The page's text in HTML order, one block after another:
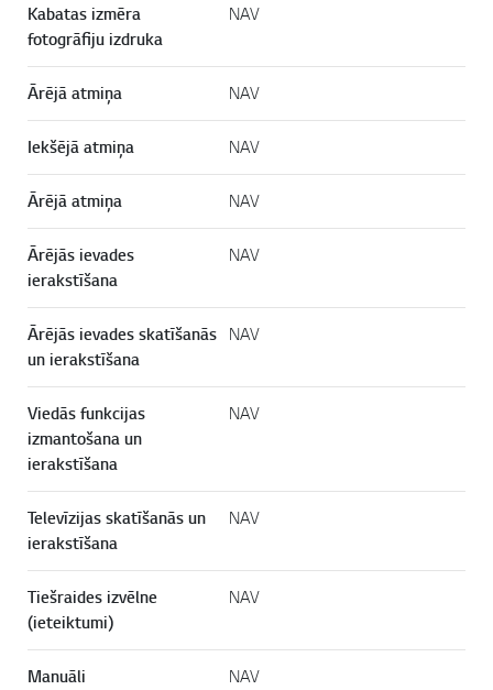
Kabatas izmēra
fotogrāfiju izdruka
NAV
Ārējā atmiņa NAV
Iekšējā atmiņa NAV
Ārējā atmiņa NAV
Ārējās ievades
ierakstīšana
NAV
Ārējās ievades skatīšanās
un ierakstīšana
NAV
Viedās funkcijas
izmantošana un
ierakstīšana
NAV
Televīzijas skatīšanās un
ierakstīšana
NAV
Tiešraides izvēlne
(ieteiktumi)
NAV
Manuāli NAV